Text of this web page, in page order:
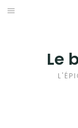
Aller
Le